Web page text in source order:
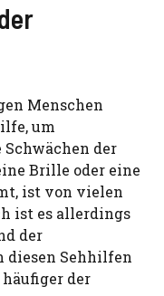
Menschen
um
der
Brille oder eine
ist von vielen
ist es allerdings
der
diesen Sehhilfen
der